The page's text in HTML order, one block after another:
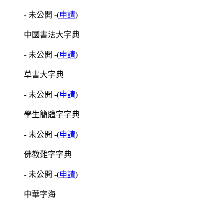
- 未公開 -(申請)
中國書法大字典
- 未公開 -(申請)
草書大字典
- 未公開 -(申請)
學生簡體字字典
- 未公開 -(申請)
佛教難字字典
- 未公開 -(申請)
中華字海